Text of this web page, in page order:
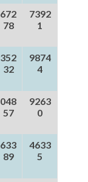
672
78
7392
1
352
32
9874
4
048
57
9263
0
633
89
4633
5